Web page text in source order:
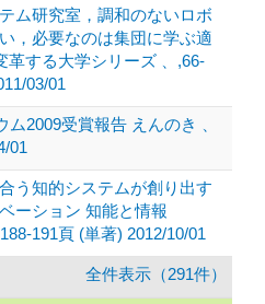
ム研究室，調和のないロボ
，必要なのは集団に学ぶ適
革する大学シリーズ 、,66-
03/01
ム2009受賞報告 えんのき 、
01
う知的システムが創り出す
ーション 知能と情報
191頁 (単著) 2012/10/01
全件表示（291件）